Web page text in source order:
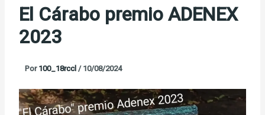
El Cárabo premio ADENEX
2023
Por100_18rccl/10/08/2024